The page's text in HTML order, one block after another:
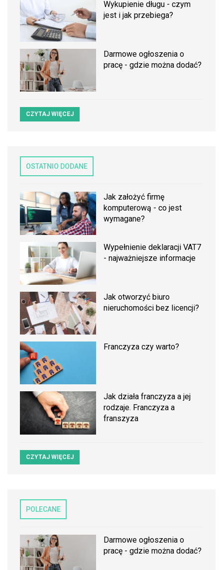
Wykupienie długu - czym
jest i jak przebiega?
Darmowe ogłoszenia o
pracę - gdzie można dodać?
CZYTAJ WIĘCEJ
OSTATNIO DODANE
Jak założyć firmę
komputerową - co jest
wymagane?
Wypełnienie deklaracji VAT7
- najważniejsze informacje
Jak otworzyć biuro
nieruchomości bez licencji?
Franczyza czy warto?
Jak działa franczyza a jej
rodzaje. Franczyza a
franszyza
CZYTAJ WIĘCEJ
POLECANE
Darmowe ogłoszenia o
pracę - gdzie można dodać?